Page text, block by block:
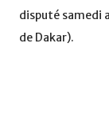
disputé samedi
de Dakar).